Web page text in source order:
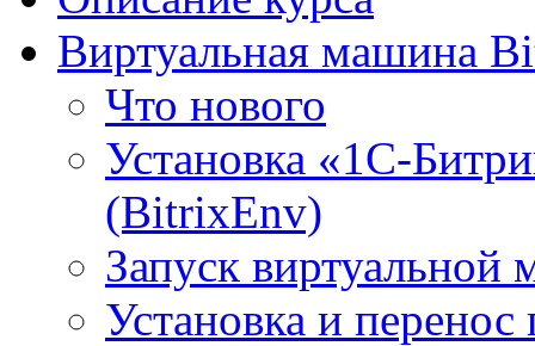
Виртуальная машина
Что нового
Установка «1С-
(BitrixEnv)
Запуск
Установка и